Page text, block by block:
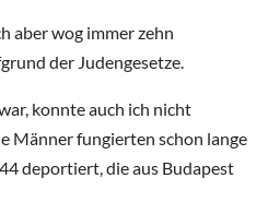
aber wog immer zehn
der Judengesetze.
konnte auch ich nicht
Männer fungierten schon lange
deportiert, die aus Budapest